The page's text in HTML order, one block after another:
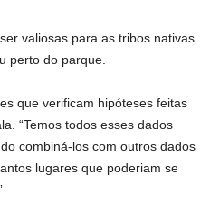
valiosas para as tribos nativas
perto do parque.
que verificam hipóteses feitas
“Temos todos esses dados
combiná-los com outros dados
lugares que poderiam se